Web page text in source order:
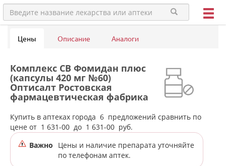
Цены Описание Аналоги
Комплекс СВ Фомидан плюс
(капсулы 420 мг №60)
Оптисалт Ростовская
фармацевтическая фабрика
ООО - Россия в аптеках
города Сысерти
Купить в аптеках города 6 предложений сравнить по
цене от 1 631-00 до 1 631-00 руб.
Важно
Цены и наличие препарата уточняйте
по телефонам аптек.